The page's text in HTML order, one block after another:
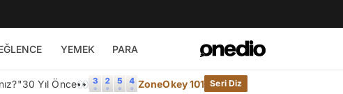
YEMEK PARA
30 Yıl Önce👀 ZoneOkey 101 Seri Diz